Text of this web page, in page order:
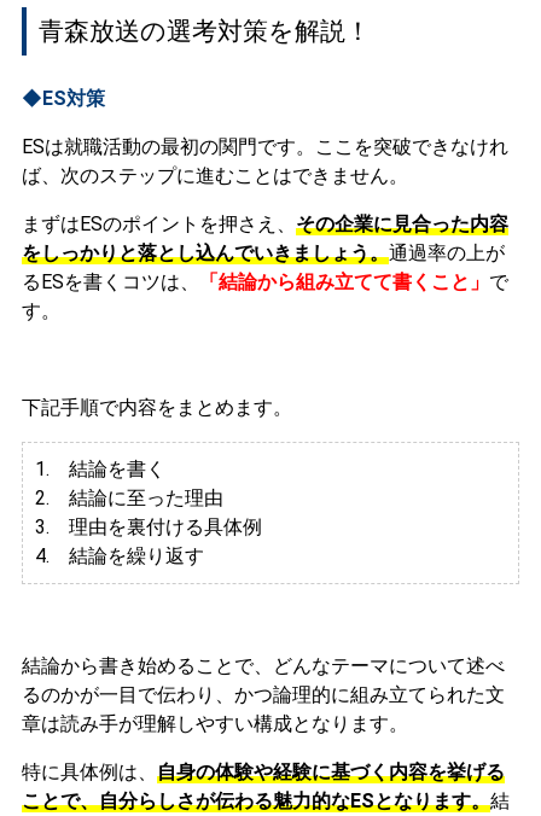
青森放送の選考対策を解説！
◆ES対策
ESは就職活動の最初の関門です。ここを突破できなけれ
ば、次のステップに進むことはできません。
まずはESのポイントを押さえ、 その企業に見合った内容
をしっかりと落とし込んでいきましょう。通過率の上が
るESを書くコツは、
「結論から組み立てて書くこと」 で
す。
下記手順で内容をまとめます。
1. 結論を書く
2. 結論に至った理由
3. 理由を裏付ける具体例
4. 結論を繰り返す
結論から書き始めることで、どんなテーマについて述べ
るのかが一目で伝わり、かつ論理的に組み立てられた文
章は読み手が理解しやすい構成となります。
特に具体例は、 自身の体験や経験に基づく内容を挙げる
ことで、自分らしさが伝わる魅力的なESとなります。結